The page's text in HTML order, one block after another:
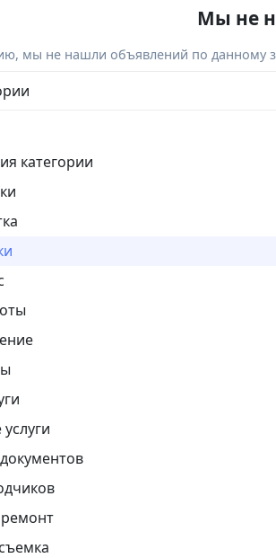
Мы не
мы не нашли объявлений по данному
категории